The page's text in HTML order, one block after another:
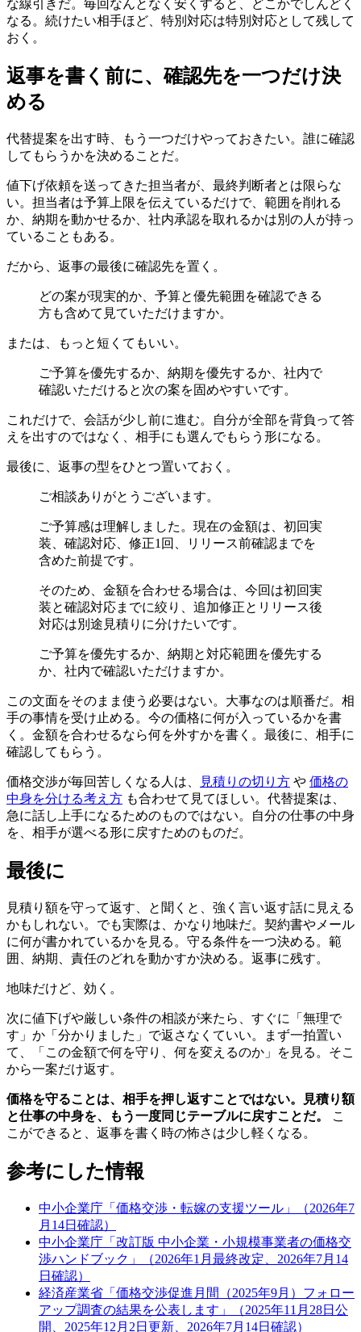
な線引きだ。毎回なんとなく安くすると、どこかでしんどく
なる。続けたい相手ほど、特別対応は特別対応として残して
おく。
返事を書く前に、確認先を一つだけ決
める
代替提案を出す時、もう一つだけやっておきたい。誰に確認
してもらうかを決めることだ。
値下げ依頼を送ってきた担当者が、最終判断者とは限らな
い。担当者は予算上限を伝えているだけで、範囲を削れる
か、納期を動かせるか、社内承認を取れるかは別の人が持っ
ていることもある。
だから、返事の最後に確認先を置く。
どの案が現実的か、予算と優先範囲を確認できる
方も含めて見ていただけますか。
または、もっと短くてもいい。
ご予算を優先するか、納期を優先するか、社内で
確認いただけると次の案を固めやすいです。
これだけで、会話が少し前に進む。自分が全部を背負って答
えを出すのではなく、相手にも選んでもらう形になる。
最後に、返事の型をひとつ置いておく。
ご相談ありがとうございます。
ご予算感は理解しました。現在の金額は、初回実
装、確認対応、修正1回、リリース前確認までを
含めた前提です。
そのため、金額を合わせる場合は、今回は初回実
装と確認対応までに絞り、追加修正とリリース後
対応は別途見積りに分けたいです。
ご予算を優先するか、納期と対応範囲を優先する
か、社内で確認いただけますか。
この文面をそのまま使う必要はない。大事なのは順番だ。相
手の事情を受け止める。今の価格に何が入っているかを書
く。金額を合わせるなら何を外すかを書く。最後に、相手に
確認してもらう。
価格交渉が毎回苦しくなる人は、 見積りの切り方 や 価格の
中身を分ける考え方 も合わせて見てほしい。代替提案は、
急に話し上手になるためのものではない。自分の仕事の中身
を、相手が選べる形に戻すためのものだ。
最後に
見積り額を守って返す、と聞くと、強く言い返す話に見える
かもしれない。でも実際は、かなり地味だ。契約書やメール
に何が書かれているかを見る。守る条件を一つ決める。範
囲、納期、責任のどれを動かすか決める。返事に残す。
地味だけど、効く。
次に値下げや厳しい条件の相談が来たら、すぐに「無理で
す」か「分かりました」で返さなくていい。まず一拍置い
て、「この金額で何を守り、何を変えるのか」を見る。そこ
から一案だけ返す。
価格を守ることは、相手を押し返すことではない。見積り額
と仕事の中身を、もう一度同じテーブルに戻すことだ。
こ
こができると、返事を書く時の怖さは少し軽くなる。
参考にした情報
中小企業庁「価格交渉・転嫁の支援ツール」（2026年7
月14日確認）
中小企業庁「改訂版 中小企業・小規模事業者の価格交
渉ハンドブック」（2026年1月最終改定、2026年7月14
日確認）
経済産業省「価格交渉促進月間（2025年9月）フォロー
アップ調査の結果を公表します」（2025年11月28日公
開、2025年12月2日更新、2026年7月14日確認）